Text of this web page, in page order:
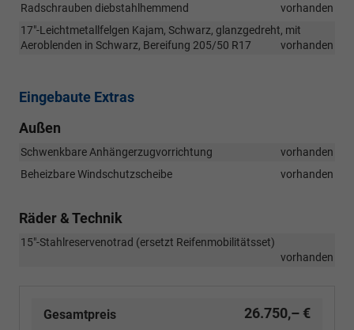
Radschrauben diebstahlhemmend
vorhanden
17"-Leichtmetallfelgen Kajam, Schwarz, glanzgedreht, mit
Aeroblenden in Schwarz, Bereifung 205/50 R17
vorhanden
Eingebaute Extras
Außen
Schwenkbare Anhängerzugvorrichtung
vorhanden
Beheizbare Windschutzscheibe
vorhanden
Räder & Technik
15"-Stahlreservenotrad (ersetzt Reifenmobilitätsset)
vorhanden
Gesamtpreis 26.750,– €